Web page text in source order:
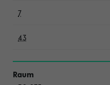
7
43